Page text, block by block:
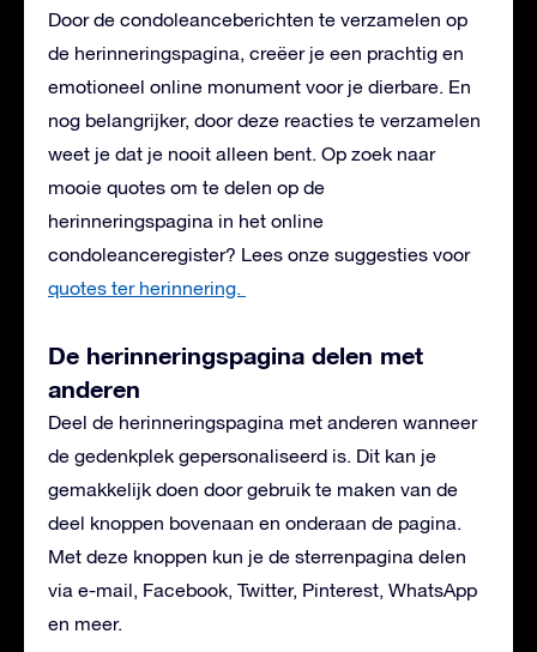
Door de condoleanceberichten te verzamelen op
de herinneringspagina, creëer je een prachtig en
emotioneel online monument voor je dierbare. En
nog belangrijker, door deze reacties te verzamelen
weet je dat je nooit alleen bent. Op zoek naar
mooie quotes om te delen op de
herinneringspagina in het online
condoleanceregister? Lees onze suggesties voor
quotes ter herinnering.
De herinneringspagina delen met
anderen
Deel de herinneringspagina met anderen wanneer
de gedenkplek gepersonaliseerd is. Dit kan je
gemakkelijk doen door gebruik te maken van de
deel knoppen bovenaan en onderaan de pagina.
Met deze knoppen kun je de sterrenpagina delen
via e-mail, Facebook, Twitter, Pinterest, WhatsApp
en meer.